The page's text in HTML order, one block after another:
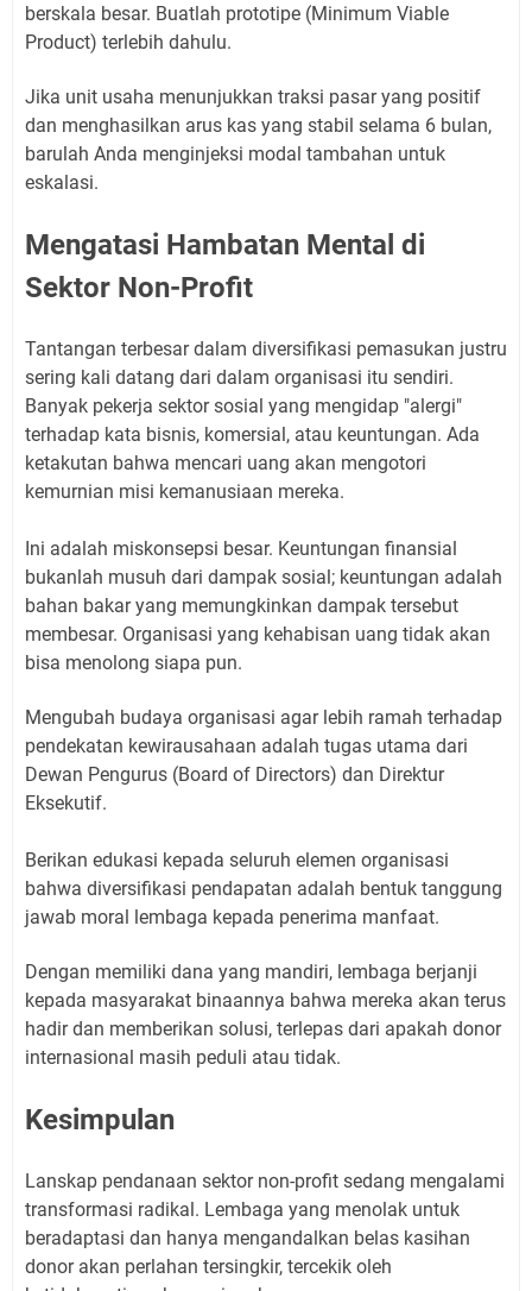
berskala besar. Buatlah prototipe (Minimum Viable
Product) terlebih dahulu.
Jika unit usaha menunjukkan traksi pasar yang positif
dan menghasilkan arus kas yang stabil selama 6 bulan,
barulah Anda menginjeksi modal tambahan untuk
eskalasi.
Mengatasi Hambatan Mental di
Sektor Non-Profit
Tantangan terbesar dalam diversifikasi pemasukan justru
sering kali datang dari dalam organisasi itu sendiri.
Banyak pekerja sektor sosial yang mengidap "alergi"
terhadap kata bisnis, komersial, atau keuntungan. Ada
ketakutan bahwa mencari uang akan mengotori
kemurnian misi kemanusiaan mereka.
Ini adalah miskonsepsi besar. Keuntungan finansial
bukanlah musuh dari dampak sosial; keuntungan adalah
bahan bakar yang memungkinkan dampak tersebut
membesar. Organisasi yang kehabisan uang tidak akan
bisa menolong siapa pun.
Mengubah budaya organisasi agar lebih ramah terhadap
pendekatan kewirausahaan adalah tugas utama dari
Dewan Pengurus (Board of Directors) dan Direktur
Eksekutif.
Berikan edukasi kepada seluruh elemen organisasi
bahwa diversifikasi pendapatan adalah bentuk tanggung
jawab moral lembaga kepada penerima manfaat.
Dengan memiliki dana yang mandiri, lembaga berjanji
kepada masyarakat binaannya bahwa mereka akan terus
hadir dan memberikan solusi, terlepas dari apakah donor
internasional masih peduli atau tidak.
Kesimpulan
Lanskap pendanaan sektor non-profit sedang mengalami
transformasi radikal. Lembaga yang menolak untuk
beradaptasi dan hanya mengandalkan belas kasihan
donor akan perlahan tersingkir, tercekik oleh